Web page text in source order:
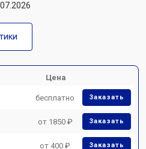
Цена
бесплатно Заказать
от 1850 ₽ Заказать
от 400 ₽ Заказать